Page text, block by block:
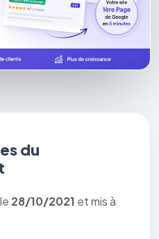
du
28/10/2021 et mis à